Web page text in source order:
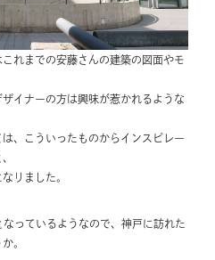
れまでの安藤さんの建築の図面やモ
イナーの方は興味が惹かれるような
、こういったものからインスピレー
りました。
っているようなので、神戸に訪れた
。